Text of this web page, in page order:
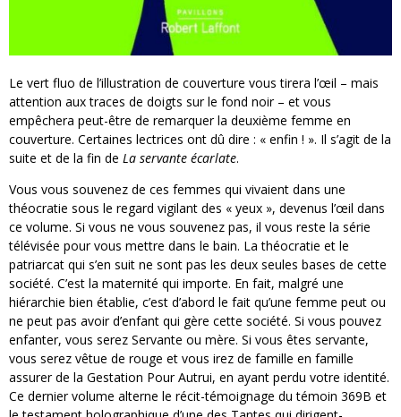
Le vert fluo de l’illustration de couverture vous tirera l’œil – mais
attention aux traces de doigts sur le fond noir – et vous
empêchera peut-être de remarquer la deuxième femme en
couverture. Certaines lectrices ont dû dire : « enfin ! ». Il s’agit de la
suite et de la fin de La servante écarlate.
Vous vous souvenez de ces femmes qui vivaient dans une
théocratie sous le regard vigilant des « yeux », devenus l’œil dans
ce volume. Si vous ne vous souvenez pas, il vous reste la série
télévisée pour vous mettre dans le bain. La théocratie et le
patriarcat qui s’en suit ne sont pas les deux seules bases de cette
société. C’est la maternité qui importe. En fait, malgré une
hiérarchie bien établie, c’est d’abord le fait qu’une femme peut ou
ne peut pas avoir d’enfant qui gère cette société. Si vous pouvez
enfanter, vous serez Servante ou mère. Si vous êtes servante,
vous serez vêtue de rouge et vous irez de famille en famille
assurer de la Gestation Pour Autrui, en ayant perdu votre identité.
Ce dernier volume alterne le récit-témoignage du témoin 369B et